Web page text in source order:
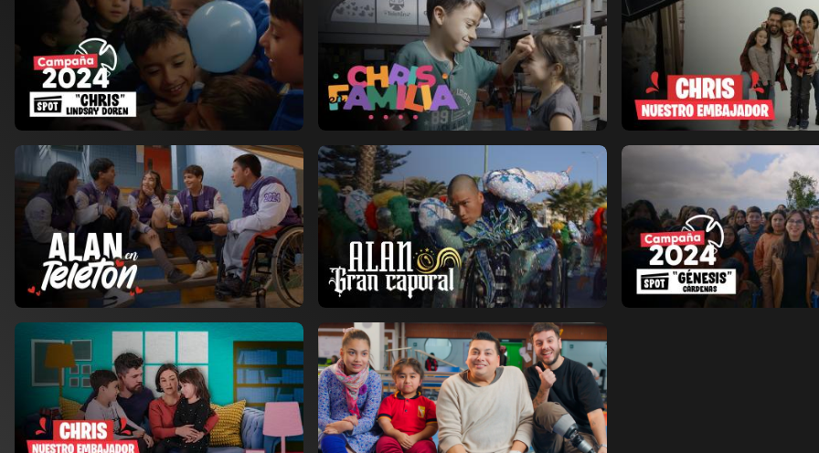
Ver ahoraAñadir a favoritos
Página de detalles
Ver ahoraAñadir a favoritos
Página de detalles
Ver ahoraAñadir a favoritos
Ver ahoraAñadir a favoritos
Página de detalles
Ver ahoraAñadir a favoritos
Página de detalles
Ver ahoraAñadir a favoritos